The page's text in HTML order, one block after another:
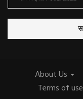
About Us
Terms of use